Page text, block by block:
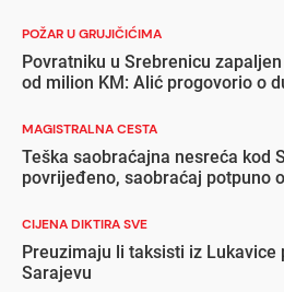
POŽAR U GRUJIČIĆIMA
Povratniku u Srebrenicu
od milion KM: Alić progovorio o
MAGISTRALNA CESTA
Teška saobraćajna nesreća kod
povrijeđeno, saobraćaj potpuno
CIJENA DIKTIRA SVE
Preuzimaju li taksisti iz Lukavice
Sarajevu